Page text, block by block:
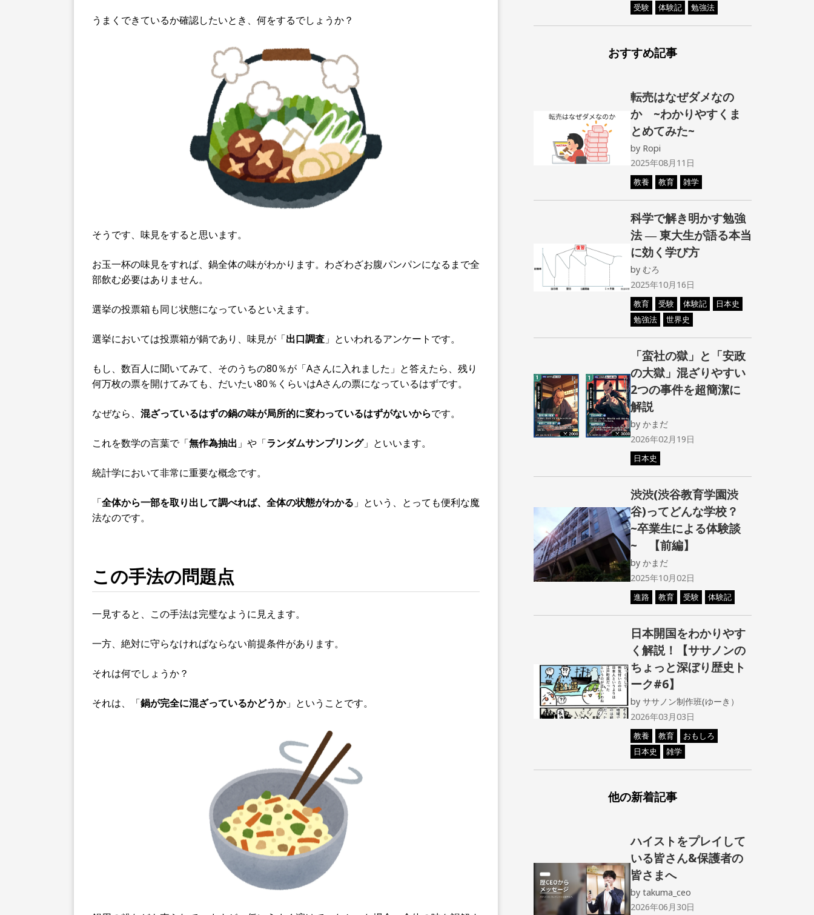
うまくできているか確認したいとき、何をするでしょうか？
そうです、味見をすると思います。
お玉一杯の味見をすれば、鍋全体の味がわかります。わざわざお腹パンパンになるまで全
部飲む必要はありません。
選挙の投票箱も同じ状態になっているといえます。
選挙においては投票箱が鍋であり、味見が「出口調査 」といわれるアンケートです。
もし、数百人に聞いてみて、そのうちの80％が「Aさんに入れました」と答えたら、残り
何万枚の票を開けてみても、だいたい80％くらいはAさんの票になっているはずです。
なぜなら、 混ざっているはずの鍋の味が局所的に変わっているはずがないからです。
これを数学の言葉で「無作為抽出 」や「ランダムサンプリング」といいます。
統計学において非常に重要な概念です。
「全体から一部を取り出して調べれば、全体の状態がわかる 」という、とっても便利な魔
法なのです。
この手法の問題点
一見すると、この手法は完璧なように見えます。
一方、絶対に守らなければならない前提条件があります。
それは何でしょうか？
それは、「鍋が完全に混ざっているかどうか」ということです。
受験 体験記 勉強法
おすすめ記事
転売はなぜダメなの
か ~わかりやすくま
とめてみた~
by Ropi
2025年08月11日
教養 教育 雑学
科学で解き明かす勉強
法 ― 東大生が語る本当
に効く学び方
by むろ
2025年10月16日
教育 受験 体験記
日本史
勉強法
世界史
「蛮社の獄」と「安政
の大獄」混ざりやすい
2つの事件を超簡潔に
解説
by かまだ
2026年02月19日
日本史
渋渋(渋谷教育学園渋
谷)ってどんな学校？
~卒業生による体験談
~ 【前編】
by かまだ
2025年10月02日
進路 教育 受験 体験記
日本開国をわかりやす
く解説！【ササノンの
ちょっと深ぼり歴史ト
ーク#6】
by ササノン制作班(ゆーき）
2026年03月03日
教養 教育
おもしろ
日本史
雑学
他の新着記事
ハイストをプレイして
いる皆さん&保護者の
皆さまへ
by takuma_ceo
2026年06月30日